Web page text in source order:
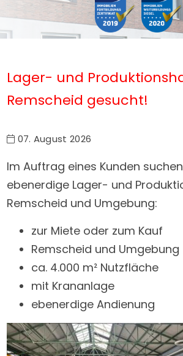
Lager- und
Remscheid gesucht!
07. August 2026
Im Auftrag eines Kunden
ebenerdige Lager- und
Remscheid und Umgebung:
zur Miete oder zum Kauf
Remscheid und Umgebung
ca. 4.000 m² Nutzfläche
mit Krananlage
ebenerdige Andienung